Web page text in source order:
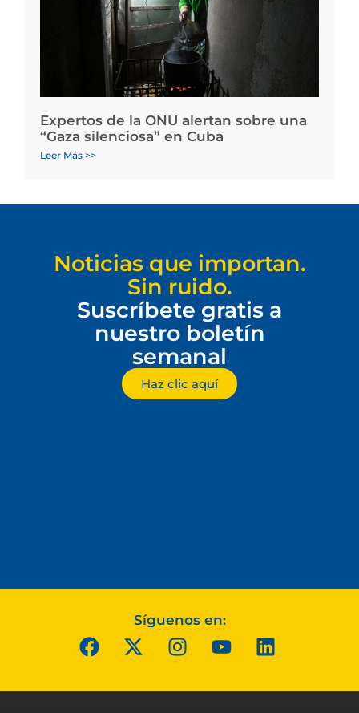
Expertos de la ONU alertan sobre una
“Gaza silenciosa” en Cuba
Leer Más >>
Noticias que importan.
Sin ruido.
Suscríbete gratis a
nuestro boletín
semanal
Haz clic aquí
Síguenos en: